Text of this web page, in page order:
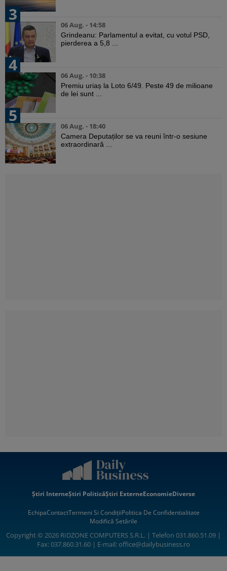
3
06 Aug. - 14:58
Grindeanu: Parlamentul a evitat, cu votul PSD,
pierderea a 5,8 ...
4
06 Aug. - 10:38
Premiu uriaș la Loto 6/49. Peste 49 de milioane
de lei sunt ...
5
06 Aug. - 18:40
Camera Deputaților se va reuni într-o sesiune
extraordinară ...
Știri InterneȘtiri PoliticăȘtiri ExterneEconomieDiverse
EchipaContactTermeni Si CondițiiPolitica De Confidentialitate
Modifică Setările
Copyright © 2026 RIDZONE COMPUTERS S.R.L. | Telefon 031.860.51.09 |
Fax: 037.860.31.60 | E-mail:office@dailybusiness.ro